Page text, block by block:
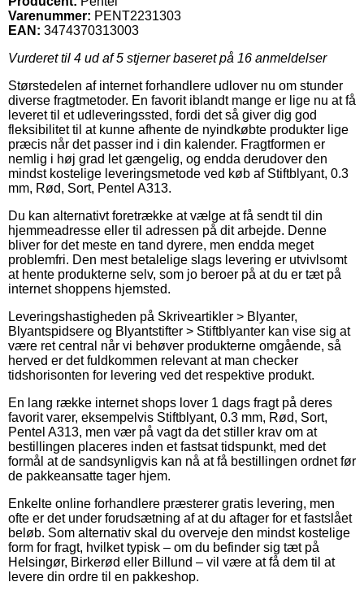
Varenummer: PENT2231303
EAN: 3474370313003
Vurderet til 4 ud af 5 stjerner baseret på 16 anmeldelser
Størstedelen af internet forhandlere udlover nu om stunder
diverse fragtmetoder. En favorit iblandt mange er lige nu at få
leveret til et udleveringssted, fordi det så giver dig god
fleksibilitet til at kunne afhente de nyindkøbte produkter lige
præcis når det passer ind i din kalender. Fragtformen er
nemlig i høj grad let gængelig, og endda derudover den
mindst kostelige leveringsmetode ved køb af Stiftblyant, 0.3
mm, Rød, Sort, Pentel A313.
Du kan alternativt foretrække at vælge at få sendt til din
hjemmeadresse eller til adressen på dit arbejde. Denne
bliver for det meste en tand dyrere, men endda meget
problemfri. Den mest betalelige slags levering er utvivlsomt
at hente produkterne selv, som jo beroer på at du er tæt på
internet shoppens hjemsted.
Leveringshastigheden på Skriveartikler > Blyanter,
Blyantspidsere og Blyantstifter > Stiftblyanter kan vise sig at
være ret central når vi behøver produkterne omgående, så
herved er det fuldkommen relevant at man checker
tidshorisonten for levering ved det respektive produkt.
En lang række internet shops lover 1 dags fragt på deres
favorit varer, eksempelvis Stiftblyant, 0.3 mm, Rød, Sort,
Pentel A313, men vær på vagt da det stiller krav om at
bestillingen placeres inden et fastsat tidspunkt, med det
formål at de sandsynligvis kan nå at få bestillingen ordnet før
de pakkeansatte tager hjem.
Enkelte online forhandlere præsterer gratis levering, men
ofte er det under forudsætning af at du aftager for et fastslået
beløb. Som alternativ skal du overveje den mindst kostelige
form for fragt, hvilket typisk – om du befinder sig tæt på
Helsingør, Birkerød eller Billund – vil være at få dem til at
levere din ordre til en pakkeshop.